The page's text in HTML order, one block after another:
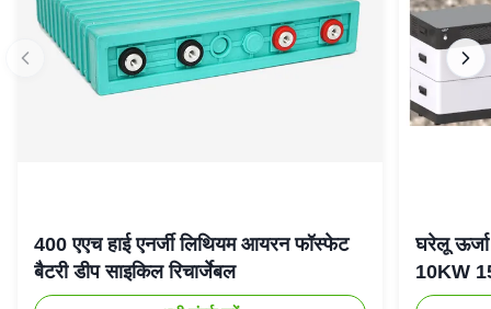
400 एएच हाई एनर्जी लिथियम आयरन फॉस्फेट
बैटरी डीप साइकिल रिचार्जेबल
घरेलू
10KW